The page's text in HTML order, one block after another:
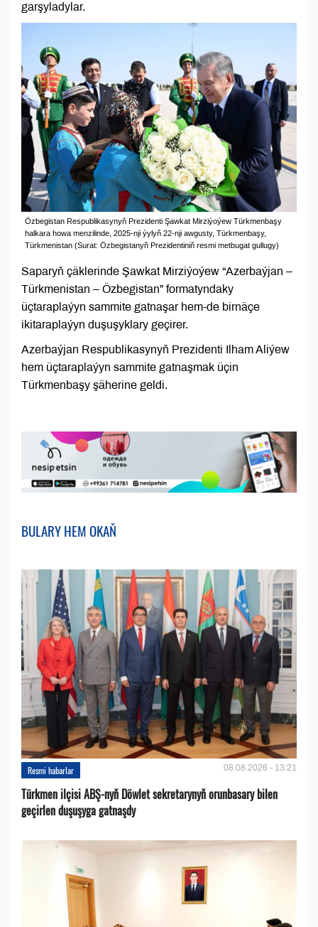
garşyladylar.
Özbegistan Respublikasynyň Prezidenti Şawkat Mirziýoýew Türkmenbaşy
halkara howa menzilinde, 2025-nji ýylyň 22-nji awgusty, Türkmenbaşy,
Türkmenistan (Surat: Özbegistanyň Prezidentiniň resmi metbugat gullugy)
Saparyň çäklerinde Şawkat Mirziýoýew “Azerbaýjan –
Türkmenistan – Özbegistan” formatyndaky
üçtaraplaýyn sammite gatnaşar hem-de birnäçe
ikitaraplaýyn duşuşyklary geçirer.
Azerbaýjan Respublikasynyň Prezidenti Ilham Aliýew
hem üçtaraplaýyn sammite gatnaşmak üçin
Türkmenbaşy şäherine geldi.
BULARY HEM OKAŇ
Resmi habarlar 08.08.2026 - 13:21
Türkmen ilçisi ABŞ-nyň Döwlet sekretarynyň orunbasary bilen
geçirlen duşuşyga gatnaşdy